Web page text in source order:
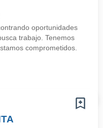
oportunidades
trabajo. Tenemos
comprometidos.